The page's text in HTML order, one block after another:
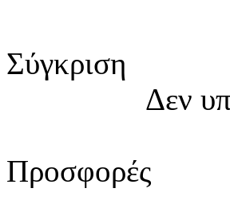
Σύγκριση
Δεν
Προσφορές